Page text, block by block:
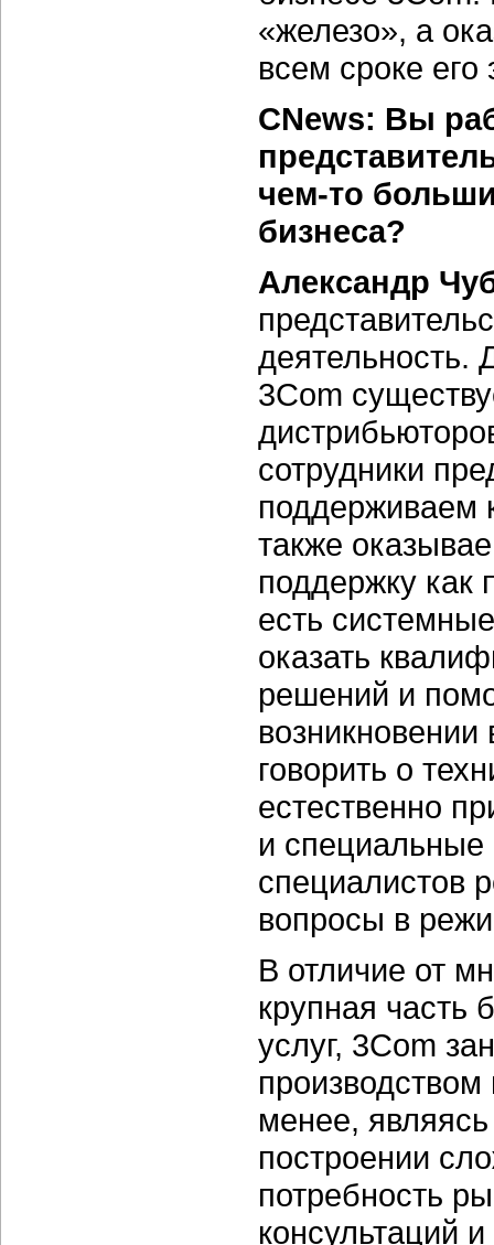
«железо», а
всем сроке его
CNews: Вы
чем-то
бизнеса?
Александр
деятельность.
3Com
сотрудники
поддерживаем
также
поддержку как
есть
оказать
решений и
говорить о
естественно
и специальные
специалистов
вопросы в
В отличие от
крупная часть
услуг, 3Com
менее,
построении
потребность
консультаций